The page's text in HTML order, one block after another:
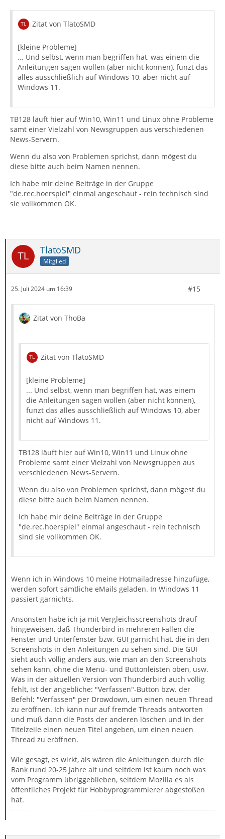
Zitat von TlatoSMD
[kleine Probleme]
... Und selbst, wenn man begriffen hat, was einem die
Anleitungen sagen wollen (aber nicht können), funzt das
alles ausschließlich auf Windows 10, aber nicht auf
Windows 11.
TB128 läuft hier auf Win10, Win11 und Linux ohne Probleme
samt einer Vielzahl von Newsgruppen aus verschiedenen
News-Servern.
Wenn du also von Problemen sprichst, dann mögest du
diese bitte auch beim Namen nennen.
Ich habe mir deine Beiträge in der Gruppe
"de.rec.hoerspiel" einmal angeschaut - rein technisch sind
sie vollkommen OK.
TlatoSMD
Mitglied
25. Juli 2024 um 16:39 #15
Zitat von ThoBa
Zitat von TlatoSMD
[kleine Probleme]
... Und selbst, wenn man begriffen hat, was einem
die Anleitungen sagen wollen (aber nicht können),
funzt das alles ausschließlich auf Windows 10, aber
nicht auf Windows 11.
TB128 läuft hier auf Win10, Win11 und Linux ohne
Probleme samt einer Vielzahl von Newsgruppen aus
verschiedenen News-Servern.
Wenn du also von Problemen sprichst, dann mögest du
diese bitte auch beim Namen nennen.
Ich habe mir deine Beiträge in der Gruppe
"de.rec.hoerspiel" einmal angeschaut - rein technisch
sind sie vollkommen OK.
Wenn ich in Windows 10 meine Hotmailadresse hinzufüge,
werden sofort sämtliche eMails geladen. In Windows 11
passiert garnichts.
Ansonsten habe ich ja mit Vergleichsscreenshots drauf
hingeweisen, daß Thunderbird in mehreren Fällen die
Fenster und Unterfenster bzw. GUI garnicht hat, die in den
Screenshots in den Anleitungen zu sehen sind. Die GUI
sieht auch völlig anders aus, wie man an den Screenshots
sehen kann, ohne die Menü- und Buttonleisten oben, usw.
Was in der aktuellen Version von Thunderbird auch völlig
fehlt, ist der angebliche: "Verfassen"-Button bzw. der
Befehl: "Verfassen" per Drowdown, um einen neuen Thread
zu eröffnen. Ich kann nur auf fremde Threads antworten
und muß dann die Posts der anderen löschen und in der
Titelzeile einen neuen Titel angeben, um einen neuen
Thread zu eröffnen.
Wie gesagt, es wirkt, als wären die Anleitungen durch die
Bank rund 20-25 Jahre alt und seitdem ist kaum noch was
vom Programm übriggeblieben, seitdem Mozilla es als
öffentliches Projekt für Hobbyprogrammierer abgestoßen
hat.